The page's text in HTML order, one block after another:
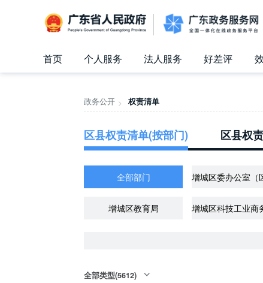
信访相关法规
信访常见问题
广东省人民政府
首页 个人服务 法人服务 好差评
政务公开 > 权责清单
区县权责清单(按部门) 区县权
全部部门
增城区教育局
全部类型(5612)